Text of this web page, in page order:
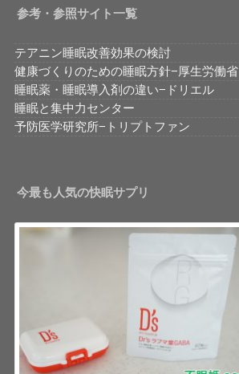
参考・参照サイト一覧
テアニン睡眠改善効果の検討
健康づくりのための睡眠方針−厚生労働省
睡眠薬・睡眠導入剤の違い−ドリエル
睡眠と集中力センター
予防医学研究所−トリプトファン
今最も人気の快眠サプリ